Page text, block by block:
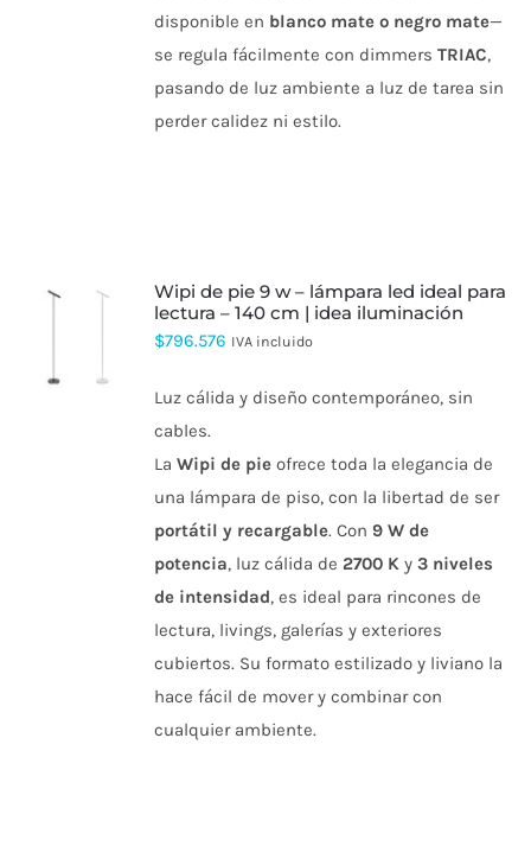
PRODUCTO
disponible en blanco mate o negro mate—
se regula fácilmente con dimmersTRIAC,
pasando de luz ambiente a luz de tarea sin
perder calidez ni estilo.
TIENE
MÚLTIPLES
VARIANTES.
PRODUCTO
wipi de pie 9 w – lámpara led ideal para
lectura – 140 cm | idea iluminación
$796.576 IVA incluido
Luz cálida y diseño contemporáneo, sin
cables.
LaWipi de pie ofrece toda la elegancia de
una lámpara de piso, con la libertad de ser
portátil y recargable. Con9 W de
potencia, luz cálida de 2700 K y3 niveles
de intensidad, es ideal para rincones de
lectura, livings, galerías y exteriores
cubiertos. Su formato estilizado y liviano la
hace fácil de mover y combinar con
cualquier ambiente.